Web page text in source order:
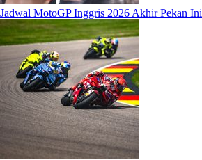
Jadwal MotoGP Inggris 2026 Akhir Pekan Ini